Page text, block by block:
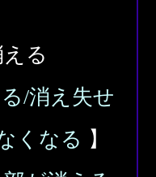
る
/消え失せ
くなる 】